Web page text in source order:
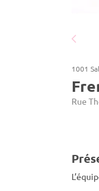
1001
Rue